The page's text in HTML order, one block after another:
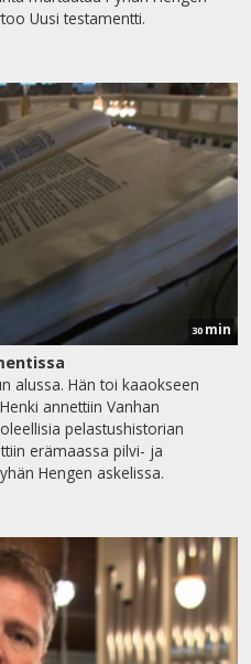
Uusi testamentti.
30 min
alussa. Hän toi kaaokseen
annettiin Vanhan
pelastushistorian
erämaassa pilvi- ja
Hengen askelissa.